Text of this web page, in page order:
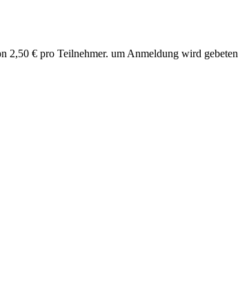
2,50 € pro Teilnehmer. um Anmeldung wird gebeten